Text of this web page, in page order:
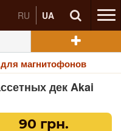
RU UA
магнитофонов
дек Akai
90 грн.